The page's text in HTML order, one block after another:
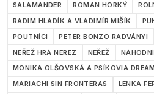
SALAMANDER
ROMAN HORKÝ
RADIM HLADÍK A VLADIMÍR MIŠÍK
POUTNÍCI
PETER BONZO RADVÁNYI
NEŘEŽ HRÁ NEREZ
NEŘEŽ
MONIKA OLŠOVSKÁ A PSÍKOVIA
MARIACHI SIN FRONTERAS
LENKA